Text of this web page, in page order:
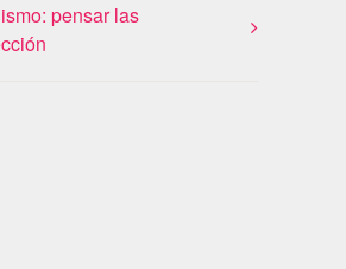
pensar las